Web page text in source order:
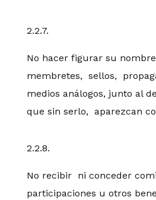
2.2.7.
No hacer figurar su
membretes, sellos,
medios análogos, junto al
que sin serlo, aparezcan
2.2.8.
No recibir ni conceder
participaciones u otros